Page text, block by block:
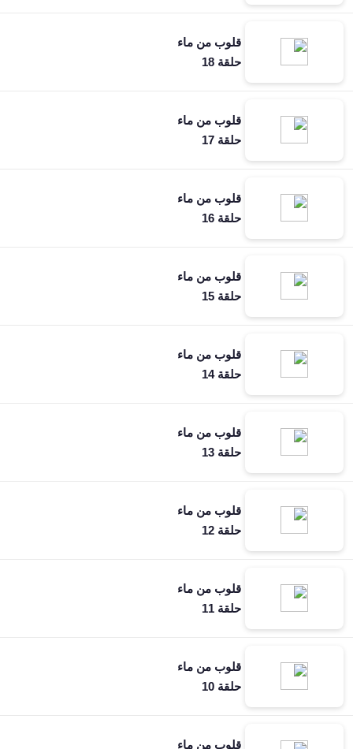
قلوب من ماء
حلقة 18
قلوب من ماء
حلقة 17
قلوب من ماء
حلقة 16
قلوب من ماء
حلقة 15
قلوب من ماء
حلقة 14
قلوب من ماء
حلقة 13
قلوب من ماء
حلقة 12
قلوب من ماء
حلقة 11
قلوب من ماء
حلقة 10
قلوب من ماء